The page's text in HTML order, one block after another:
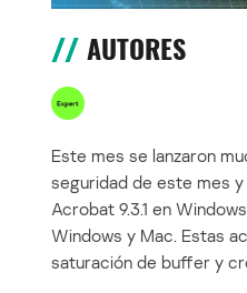
AUTORES
Este mes se lanzaron
seguridad de este mes
Acrobat 9.3.1 en
Windows y Mac. Estas
saturación de buffer y